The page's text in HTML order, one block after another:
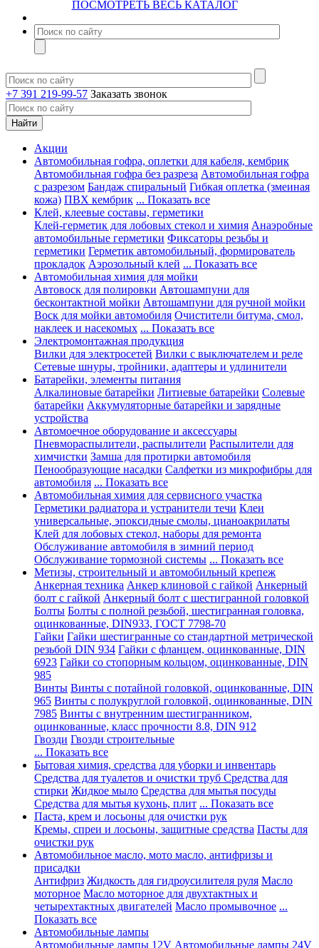
ПОСМОТРЕТЬ ВЕСЬ КАТАЛОГ
+7 391 219-99-57 Заказать звонок
Акции
Автомобильная гофра, оплетки для кабеля, кембрик
Автомобильная гофра без разреза Автомобильная гофра
с разрезом Бандаж спиральный Гибкая оплетка (змеиная
кожа) ПВХ кембрик ... Показать все
Клей, клеевые составы, герметики
Клей-герметик для лобовых стекол и химия Анаэробные
автомобильные герметики Фиксаторы резьбы и
герметики Герметик автомобильный, формирователь
прокладок Аэрозольный клей ... Показать все
Автомобильная химия для мойки
Автовоск для полировки Автошампуни для
бесконтактной мойки Автошампуни для ручной мойки
Воск для мойки автомобиля Очистители битума, смол,
наклеек и насекомых ... Показать все
Электромонтажная продукция
Вилки для электросетей Вилки с выключателем и реле
Сетевые шнуры, тройники, адаптеры и удлинители
Батарейки, элементы питания
Алкалиновые батарейки Литиевые батарейки Солевые
батарейки Аккумуляторные батарейки и зарядные
устройства
Автомоечное оборудование и аксессуары
Пневмораспылители, распылители Распылители для
химчистки Замша для протирки автомобиля
Пенообразующие насадки Салфетки из микрофибры для
автомобиля ... Показать все
Автомобильная химия для сервисного участка
Герметики радиатора и устранители течи Клеи
универсальные, эпоксидные смолы, цианоакрилаты
Клей для лобовых стекол, наборы для ремонта
Обслуживание автомобиля в зимний период
Обслуживание тормозной системы ... Показать все
Метизы, строительный и автомобильный крепеж
Анкерная техника Анкер клиновой с гайкой Анкерный
болт с гайкой Анкерный болт с шестигранной головкой
Болты Болты с полной резьбой, шестигранная головка,
оцинкованные, DIN933, ГОСТ 7798-70
Гайки Гайки шестигранные со стандартной метрической
резьбой DIN 934 Гайки с фланцем, оцинкованные, DIN
6923 Гайки со стопорным кольцом, оцинкованные, DIN
985
Винты Винты с потайной головкой, оцинкованные, DIN
965 Винты с полукруглой головкой, оцинкованные, DIN
7985 Винты с внутренним шестигранником,
оцинкованные, класс прочности 8.8, DIN 912
Гвозди Гвозди строительные
... Показать все
Бытовая химия, средства для уборки и инвентарь
Средства для туалетов и очистки труб Средства для
стирки Жидкое мыло Средства для мытья посуды
Средства для мытья кухонь, плит ... Показать все
Паста, крем и лосьоны для очистки рук
Кремы, спреи и лосьоны, защитные средства Пасты для
очистки рук
Автомобильное масло, мото масло, антифризы и
присадки
Антифриз Жидкость для гидроусилителя руля Масло
моторное Масло моторное для двухтактных и
четырехтактных двигателей Масло промывочное ...
Показать все
Автомобильные лампы
Автомобильные лампы 12V Автомобильные лампы 24V